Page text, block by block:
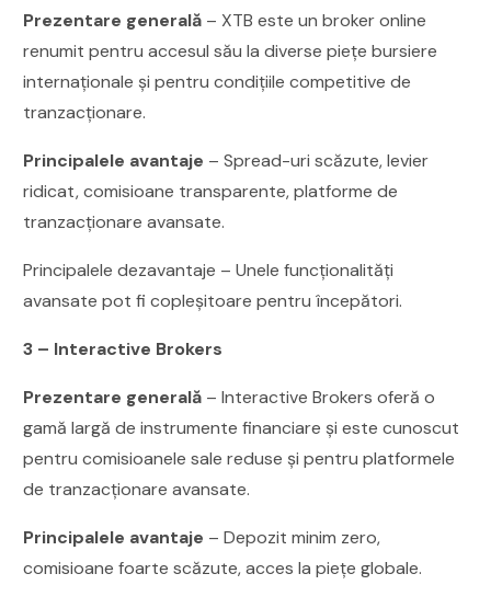
Prezentare generală – XTB este un broker online
renumit pentru accesul său la diverse piețe bursiere
internaționale și pentru condițiile competitive de
tranzacționare.
Principalele avantaje – Spread-uri scăzute, levier
ridicat, comisioane transparente, platforme de
tranzacționare avansate.
Principalele dezavantaje – Unele funcționalități
avansate pot fi copleșitoare pentru începători.
3 – Interactive Brokers
Prezentare generală – Interactive Brokers oferă o
gamă largă de instrumente financiare și este cunoscut
pentru comisioanele sale reduse și pentru platformele
de tranzacționare avansate.
Principalele avantaje – Depozit minim zero,
comisioane foarte scăzute, acces la piețe globale.